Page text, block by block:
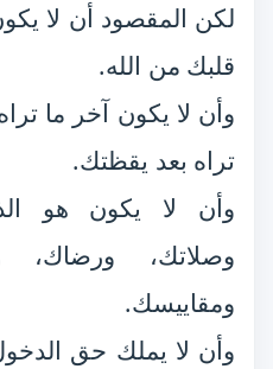
لكن المقصود أن لا
قلبك من الله.
وأن لا يكون آخر ما
تراه بعد يقظتك.
وأن لا يكون هو
وصلاتك، ورضاك،
ومقاييسك.
وأن لا يملك حق